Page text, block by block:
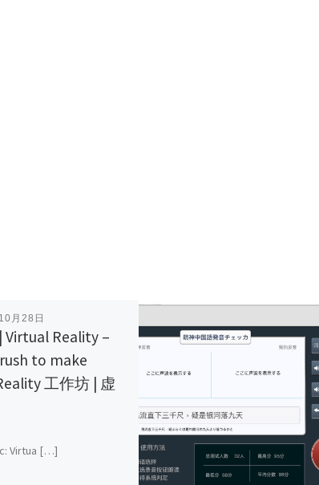
月28日
Virtual Reality –
to make
工作坊 | 虚
Virtua […]